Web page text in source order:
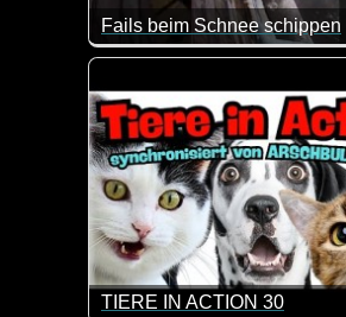
Fails beim Schnee schippen
Das Video fängt schon
TIERE IN ACTION 30